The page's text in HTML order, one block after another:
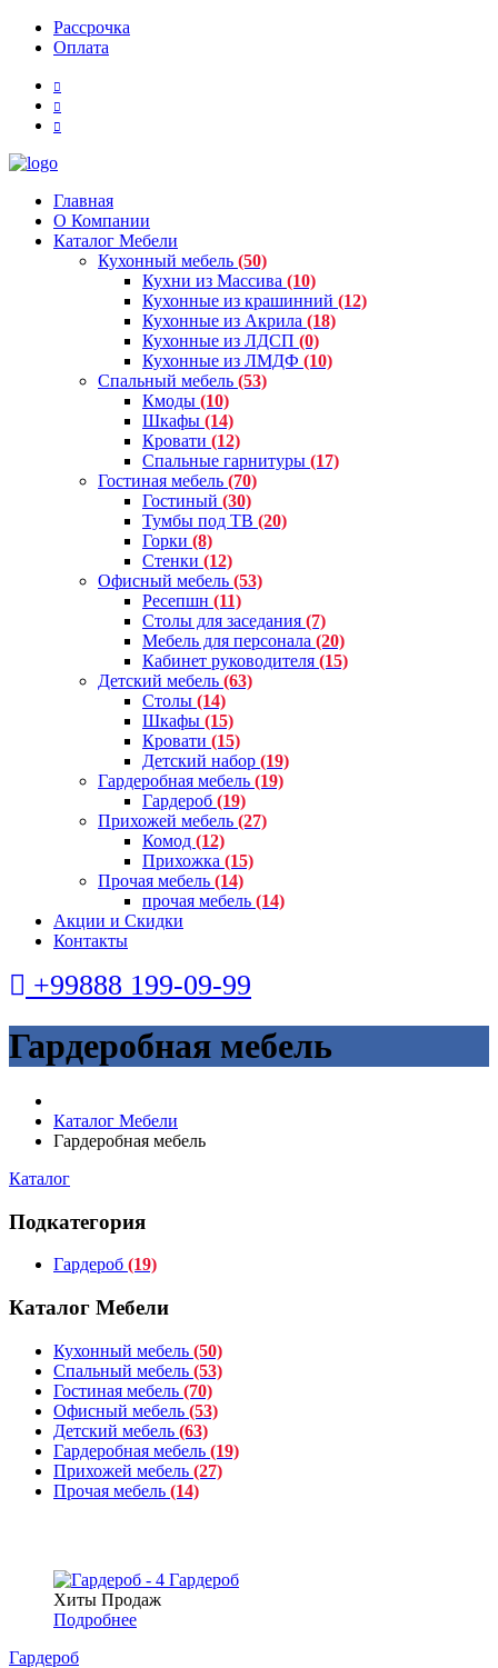
Рассрочка
Оплата
Главная
О Компании
Каталог Мебели
Кухонный мебель (50)
Кухни из Массива (10)
Кухонные из крашинний (12)
Кухонные из Акрила (18)
Кухонные из ЛДСП (0)
Кухонные из ЛМДФ (10)
Спальный мебель (53)
Кмоды (10)
Шкафы (14)
Кровати (12)
Спальные гарнитуры (17)
Гостиная мебель (70)
Гостиный (30)
Тумбы под ТВ (20)
Горки (8)
Стенки (12)
Офисный мебель (53)
Ресепшн (11)
Столы для заседания (7)
Мебель для персонала (20)
Кабинет руководителя (15)
Детский мебель (63)
Столы (14)
Шкафы (15)
Кровати (15)
Детский набор (19)
Гардеробная мебель (19)
Гардероб (19)
Прихожей мебель (27)
Комод (12)
Прихожка (15)
Прочая мебель (14)
прочая мебель (14)
Акции и Скидки
Контакты
+99888 199-09-99
Гардеробная мебель
Каталог Мебели
Гардеробная мебель
Каталог
Подкатегория
Гардероб (19)
Каталог Мебели
Кухонный мебель (50)
Спальный мебель (53)
Гостиная мебель (70)
Офисный мебель (53)
Детский мебель (63)
Гардеробная мебель (19)
Прихожей мебель (27)
Прочая мебель (14)
Хиты Продаж
Подробнее
Гардероб